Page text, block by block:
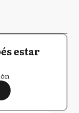
estar